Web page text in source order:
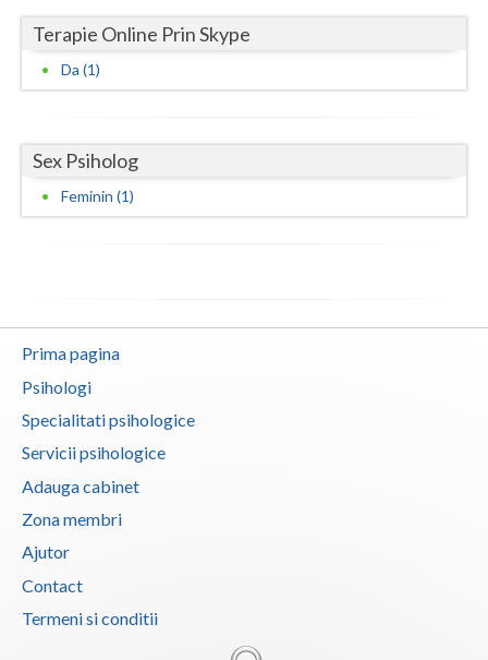
Iasi
Ilfov
Mehedinti
Mures
Prahova
Satu-Mare
Sibiu
Suceava
Teleorman
Timis
Tulcea
Terapie Online Prin Skype
Da (1)
Sex Psiholog
Feminin (1)
Prima pagina
Psihologi
Specialitati psihologice
Servicii psihologice
Adauga cabinet
Zona membri
Ajutor
Contact
Termeni si conditii